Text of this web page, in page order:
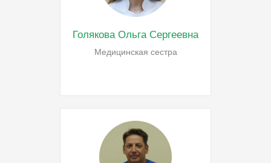
Голякова Ольга Сергеевна
Медицинская сестра